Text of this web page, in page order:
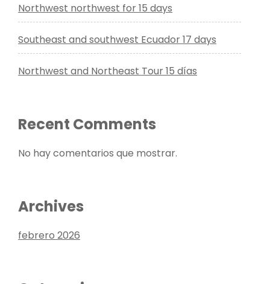
Northwest northwest for 15 days
Southeast and southwest Ecuador 17 days
Northwest and Northeast Tour 15 días
Recent Comments
No hay comentarios que mostrar.
Archives
febrero 2026